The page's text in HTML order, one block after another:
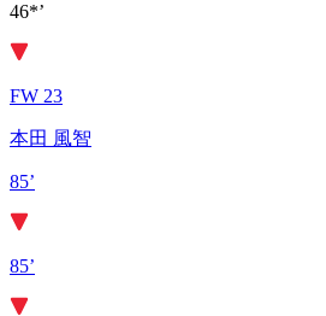
46*’
FW 23
本田 風智
85’
85’